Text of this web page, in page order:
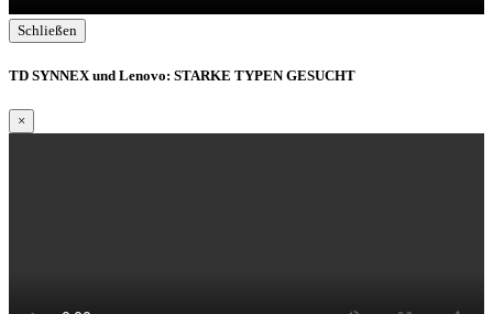
Schließen
TD SYNNEX und Lenovo: STARKE TYPEN GESUCHT
×